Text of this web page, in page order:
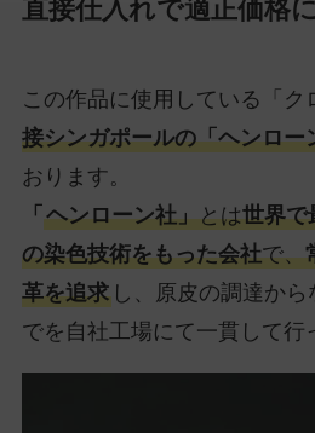
直接仕入れで適正価格に
この作品に使用している「ク
接シンガポールの「ヘンロー
おります。
「 ヘンローン社」とは世界で
の染色技術をもった会社で、
革を追求し、原皮の調達から
でを自社工場にて一貫して行